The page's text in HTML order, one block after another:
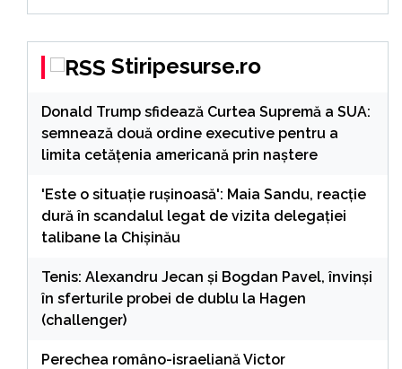
Stiripesurse.ro
Donald Trump sfidează Curtea Supremă a SUA:
semnează două ordine executive pentru a
limita cetățenia americană prin naștere
'Este o situație rușinoasă': Maia Sandu, reacție
dură în scandalul legat de vizita delegației
talibane la Chișinău
Tenis: Alexandru Jecan şi Bogdan Pavel, învinşi
în sferturile probei de dublu la Hagen
(challenger)
Perechea româno-israeliană Victor